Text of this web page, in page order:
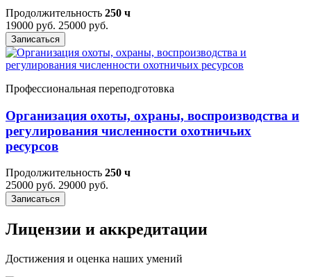
Продолжительность 250 ч
19000 руб. 25000 руб.
Записаться
Профессиональная переподготовка
Организация охоты, охраны, воспроизводства и
регулирования численности охотничьих
ресурсов
Продолжительность 250 ч
25000 руб. 29000 руб.
Записаться
Лицензии и аккредитации
Достижения и оценка наших умений